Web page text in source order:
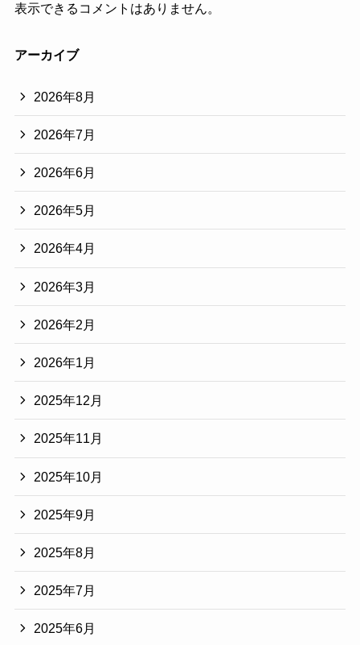
表示できるコメントはありません。
アーカイブ
2026年8月
2026年7月
2026年6月
2026年5月
2026年4月
2026年3月
2026年2月
2026年1月
2025年12月
2025年11月
2025年10月
2025年9月
2025年8月
2025年7月
2025年6月